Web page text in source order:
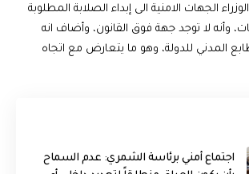
الجهات الامنية الى إبداء الصلابة المطلوبة
وأنه لا توجد جهة فوق القانون، وأضاف انه
المدني للدولة، وهو ما يتعارض مع اتجاه
اجتماع أمني برئاسة الشمري: عدم السماح